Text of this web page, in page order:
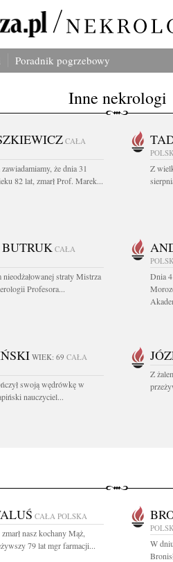
Poradnik pogrzebowy
Inne nekrologi
CAŁA
że dnia 31
82 lat, zmarł Prof. Marek...
Z
CAŁA
straty Mistrza
Profesora...
Dnia
WIEK: 69 CAŁA
swoją wędrówkę w
nauczyciel...
Z
CAŁA POLSKA
nasz kochany Mąż,
79 lat mgr farmacji...
W